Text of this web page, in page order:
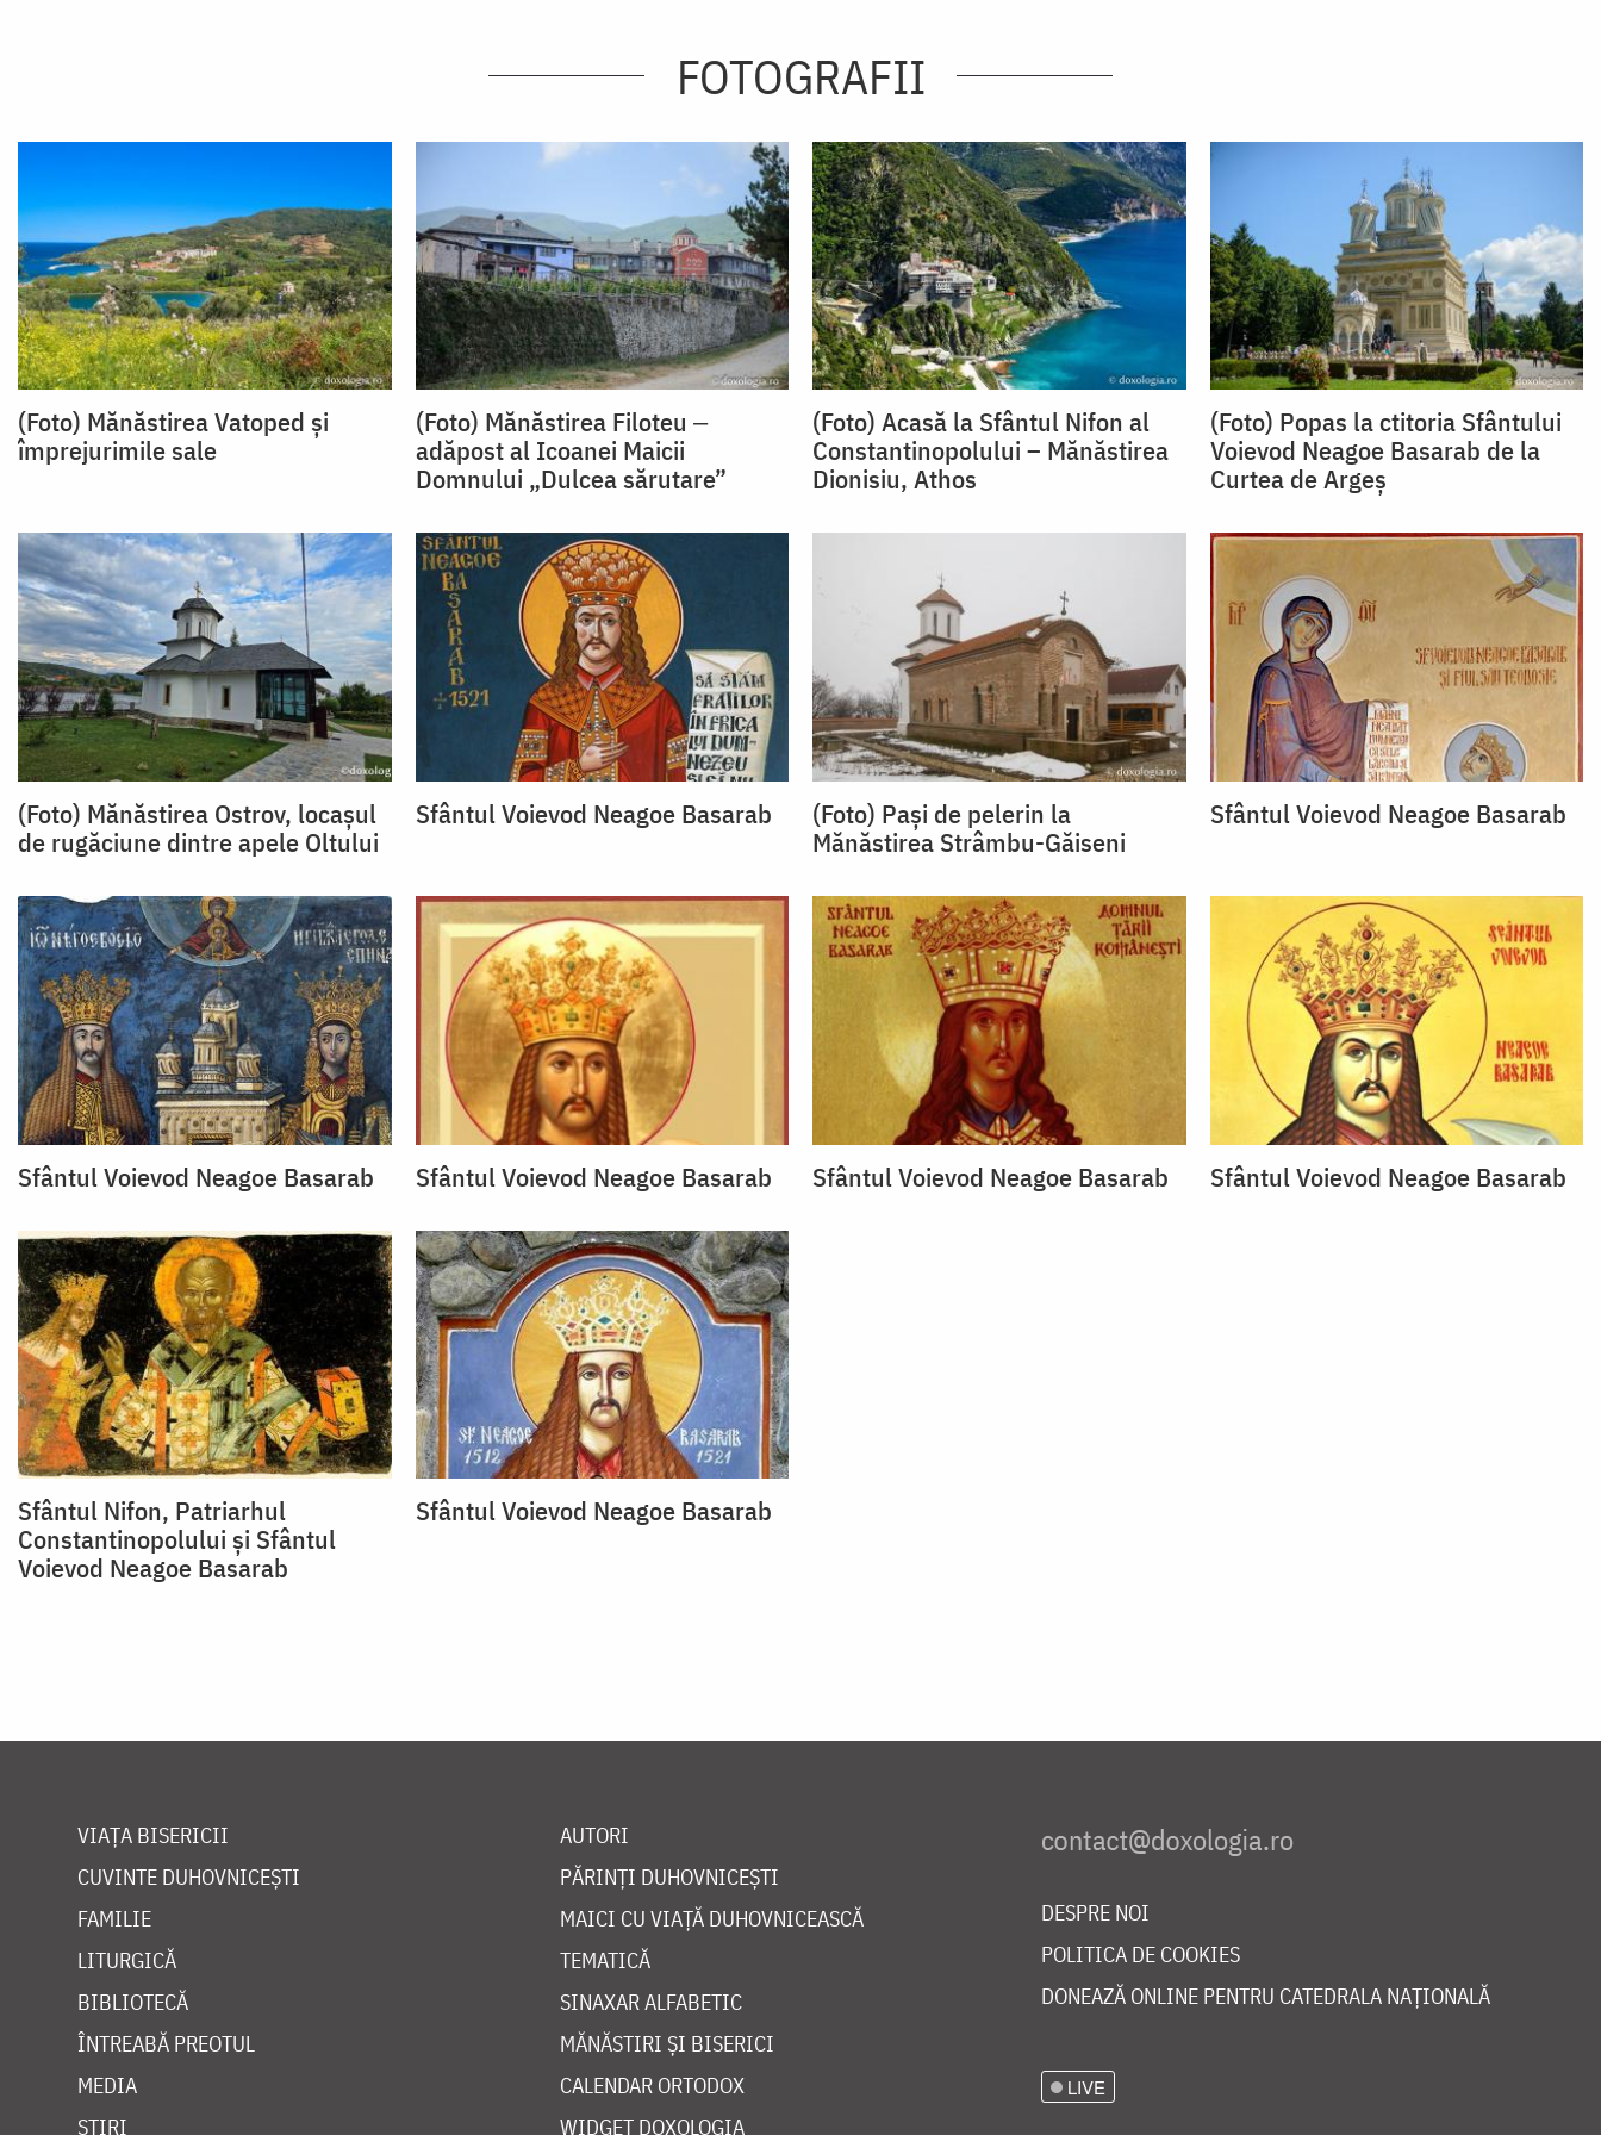
FOTOGRAFII
(Foto) Mănăstirea Vatoped și
împrejurimile sale
(Foto) Mănăstirea Filoteu ‒
adăpost al Icoanei Maicii
Domnului „Dulcea sărutare”
(Foto) Acasă la Sfântul Nifon al
Constantinopolului – Mănăstirea
Dionisiu, Athos
(Foto) Popas la ctitoria Sfântului
Voievod Neagoe Basarab de la
Curtea de Argeș
(Foto) Mănăstirea Ostrov, locașul
de rugăciune dintre apele Oltului
Sfântul Voievod Neagoe Basarab
(Foto) Paşi de pelerin la
Mănăstirea Strâmbu-Găiseni
Sfântul Voievod Neagoe Basarab
Sfântul Voievod Neagoe Basarab Sfântul Voievod Neagoe Basarab Sfântul Voievod Neagoe Basarab Sfântul Voievod Neagoe Basarab
Sfântul Nifon, Patriarhul
Constantinopolului și Sfântul
Voievod Neagoe Basarab
Sfântul Voievod Neagoe Basarab
VIAȚA BISERICII
CUVINTE DUHOVNICEȘTI
FAMILIE
LITURGICĂ
BIBLIOTECĂ
ÎNTREABĂ PREOTUL
MEDIA
ȘTIRI
AUTORI
PĂRINȚI DUHOVNICEȘTI
MAICI CU VIAȚĂ DUHOVNICEASCĂ
TEMATICĂ
SINAXAR ALFABETIC
MĂNĂSTIRI ȘI BISERICI
CALENDAR ORTODOX
WIDGET DOXOLOGIA
DESPRE NOI
POLITICA DE COOKIES
DONEAZĂ ONLINE PENTRU CATEDRALA NAȚIONALĂ
LIVE